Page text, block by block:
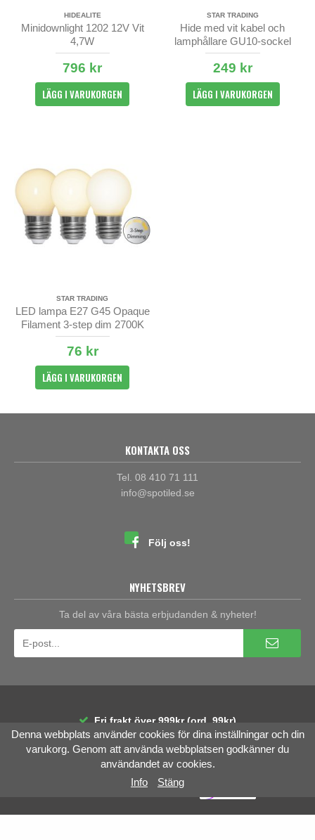
HIDEALITE
Minidownlight 1202 12V Vit
4,7W
796 kr
LÄGG I VARUKORGEN
STAR TRADING
Hide med vit kabel och
lamphållare GU10-sockel
249 kr
LÄGG I VARUKORGEN
STAR TRADING
LED lampa E27 G45 Opaque
Filament 3-step dim 2700K
76 kr
LÄGG I VARUKORGEN
KONTAKTA OSS
Tel. 08 410 71 111
info@spotiled.se
Följ oss!
NYHETSBREV
Ta del av våra bästa erbjudanden & nyheter!
Fri frakt över 999kr (ord. 99kr)
30 dagars öppet köp
Räntefri delbetalning
Denna webbplats använder cookies för dina inställningar och din
varukorg. Genom att använda webbplatsen godkänner du
användandet av cookies.
Info
Stäng